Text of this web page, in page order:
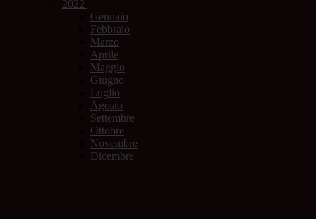
2022
Gennaio
Febbraio
Marzo
Aprile
Maggio
Giugno
Luglio
Agosto
Settembre
Ottobre
Novembre
Dicembre